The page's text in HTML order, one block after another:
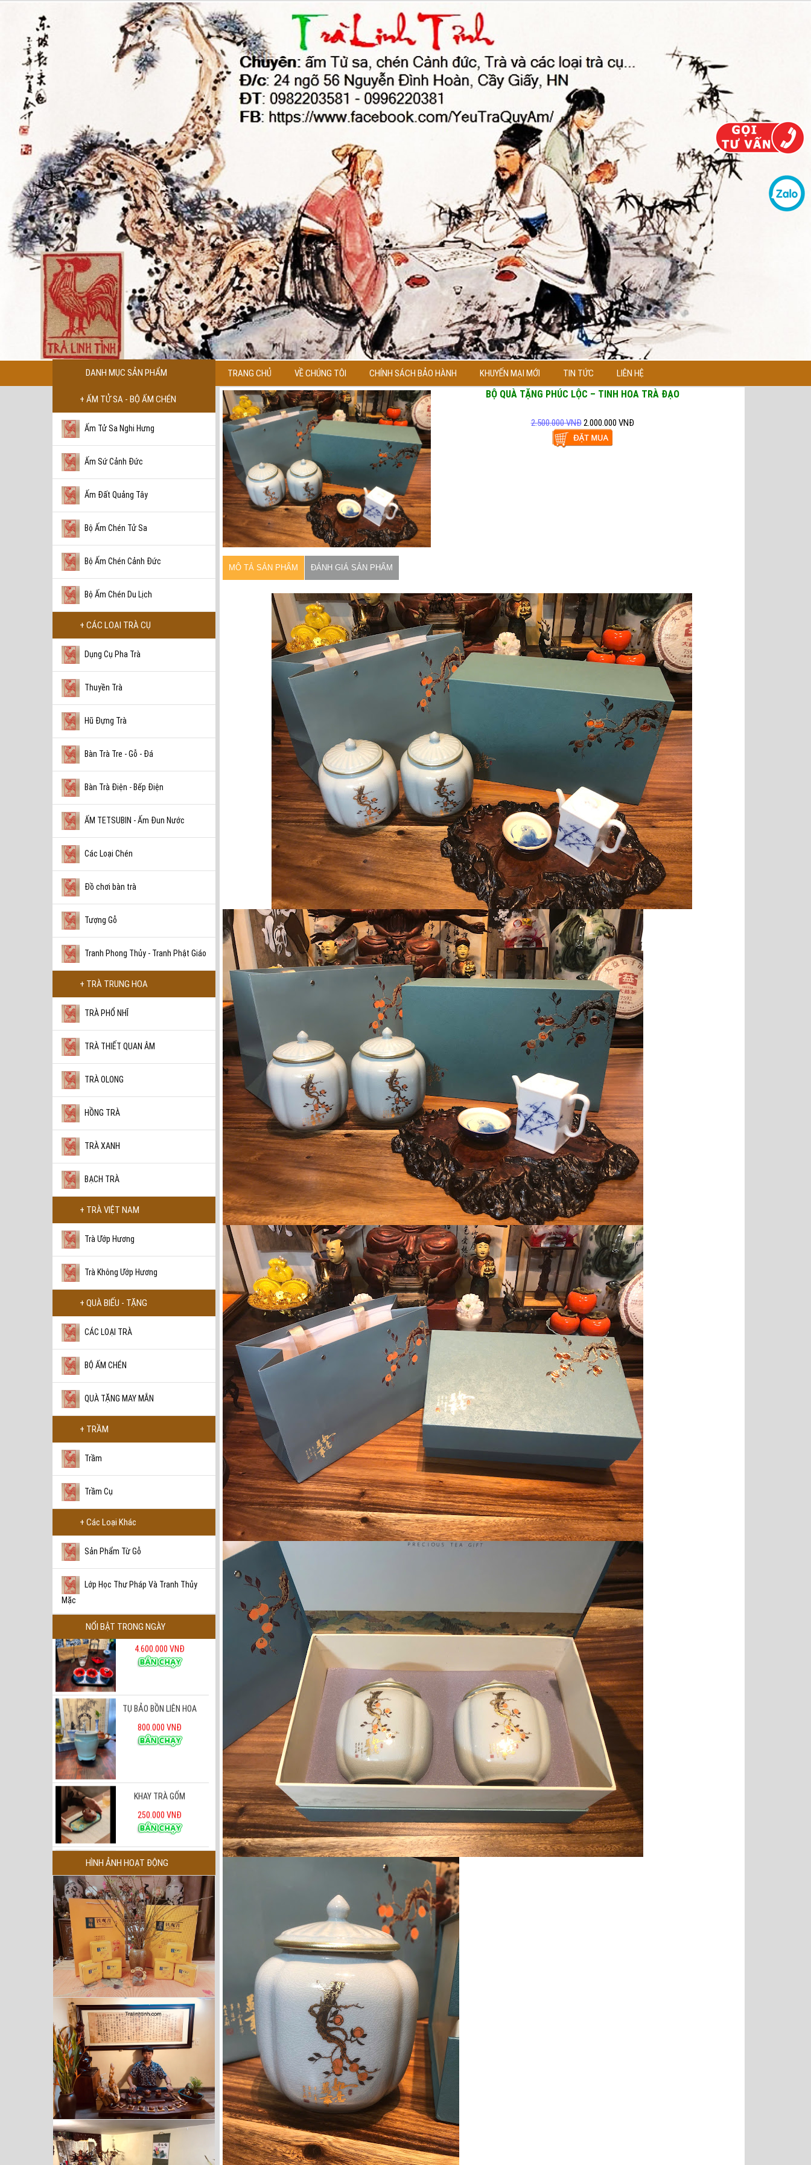
TRANG CHỦ VỀ CHÚNG TÔI CHÍNH SÁCH BẢO HÀNH KHUYẾN MẠI MỚI TIN TỨC LIÊN HỆ
DANH MỤC SẢN PHẨM
+ ẤM TỬ SA - BỘ ẤM CHÉN
Ấm Tử Sa Nghi Hưng
Ấm Sứ Cảnh Đức
Ấm Đất Quảng Tây
Bộ Ấm Chén Tử Sa
Bộ Ấm Chén Cảnh Đức
Bộ Ấm Chén Du Lịch
+ CÁC LOẠI TRÀ CỤ
Dụng Cụ Pha Trà
Thuyền Trà
Hũ Đựng Trà
Bàn Trà Tre - Gỗ - Đá
Bàn Trà Điện - Bếp Điện
ẤM TETSUBIN - Ấm Đun Nước
Các Loại Chén
Đồ chơi bàn trà
Tượng Gỗ
Tranh Phong Thủy - Tranh Phật Giáo
+ TRÀ TRUNG HOA
TRÀ PHỔ NHĨ
TRÀ THIẾT QUAN ÂM
TRÀ OLONG
HỒNG TRÀ
TRÀ XANH
BẠCH TRÀ
+ TRÀ VIỆT NAM
Trà Ướp Hương
Trà Không Ướp Hương
+ QUÀ BIẾU - TẶNG
CÁC LOẠI TRÀ
BỘ ẤM CHÉN
QUÀ TẶNG MAY MẮN
+ TRẦM
Trầm
Trầm Cụ
+ Các Loại Khác
Sản Phẩm Từ Gỗ
Lớp Học Thư Pháp Và Tranh Thủy
Mặc
NỔI BẬT TRONG NGÀY
BỘ TRÀ DU LỊCH HOA
4.600.000 VNĐ
TỤ BẢO BỒN LIÊN HOA
800.000 VNĐ
KHAY TRÀ GỐM
ư Hương Đỏ Cố Cung
450.000 VNĐ
HÌNH ẢNH HOẠT ĐỘNG
BỘ QUÀ TẶNG PHÚC LỘC – TINH HOA TRÀ ĐẠO
2.500.000 VNĐ2.000.000 VNĐ
MÔ TẢ SẢN PHẨM ĐÁNH GIÁ SẢN PHẨM